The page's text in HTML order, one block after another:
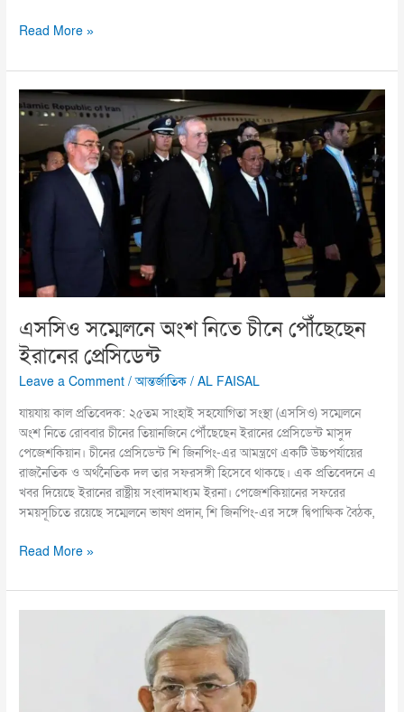
Read More »
এসসিও সম্মেলনে অংশ নিতে চীনে পৌঁছেছেন
ইরানের প্রেসিডেন্ট
Leave a Comment /আন্তর্জাতিক /AL FAISAL
যায়যায় কাল প্রতিবেদক: ২৫তম সাংহাই সহযোগিতা সংস্থা (এসসিও) সম্মেলনে
অংশ নিতে রোববার চীনের তিয়ানজিনে পৌঁছেছেন ইরানের প্রেসিডেন্ট মাসুদ
পেজেশকিয়ান। চীনের প্রেসিডেন্ট শি জিনপিং-এর আমন্ত্রণে একটি উচ্চপর্যায়ের
রাজনৈতিক ও অর্থনৈতিক দল তার সফরসঙ্গী হিসেবে থাকছে। এক প্রতিবেদনে এ
খবর দিয়েছে ইরানের রাষ্ট্রীয় সংবাদমাধ্যম ইরনা। পেজেশকিয়ানের সফরের
সময়সূচিতে রয়েছে সম্মেলনে ভাষণ প্রদান, শি জিনপিং-এর সঙ্গে দ্বিপাক্ষিক বৈঠক,
এসসিও
সম্মেলনে
নিতে
চীনে
প্রেসিডেন্ট
Read More »